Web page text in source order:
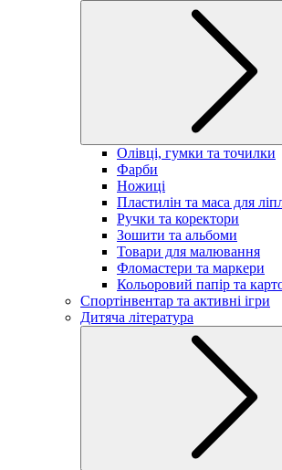
Олівці, гумки та точилки
Фарби
Ножиці
Пластилін та маса для
Ручки та коректори
Зошити та альбоми
Товари для малювання
Фломастери та маркери
Кольоровий папір та
Спортінвентар та активні ігри
Дитяча література